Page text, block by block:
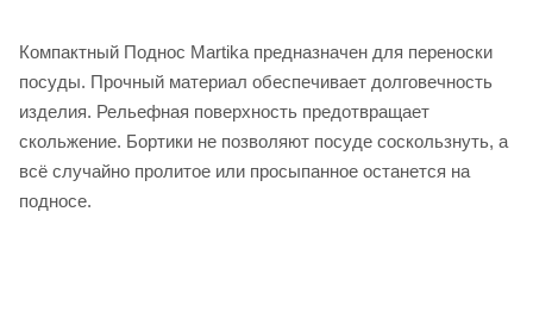
Компактный Поднос Martika предназначен для переноски
посуды. Прочный материал обеспечивает долговечность
изделия. Рельефная поверхность предотвращает
скольжение. Бортики не позволяют посуде соскользнуть, а
всё случайно пролитое или просыпанное останется на
подносе.